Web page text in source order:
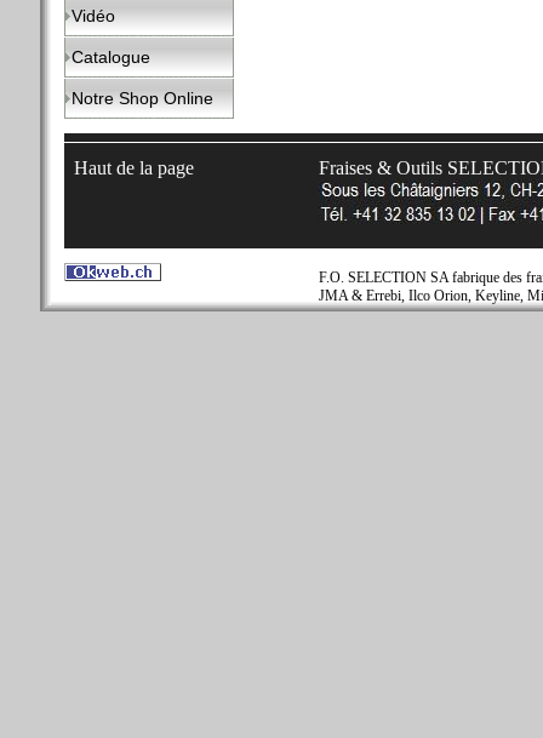
Vidéo
Catalogue
Notre Shop Online
Haut de la page Fraises & Outils
F.O. SELECTION SA fabrique des
JMA & Errebi, Ilco Orion, Keyline,